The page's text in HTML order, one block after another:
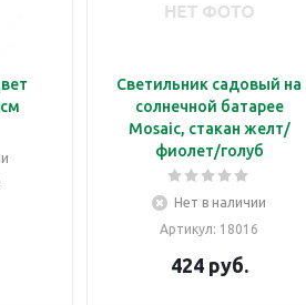
Светильник садовый на
солнечной батарее
Mosaic, стакан желт/
фиолет/голуб
Нет в наличии
Артикул: 18016
424руб.